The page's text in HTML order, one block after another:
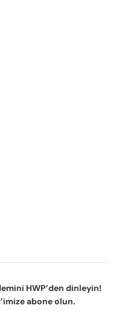
HWP’den dinleyin!
abone olun.